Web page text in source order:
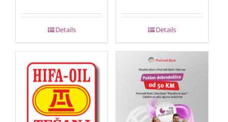
Details Details